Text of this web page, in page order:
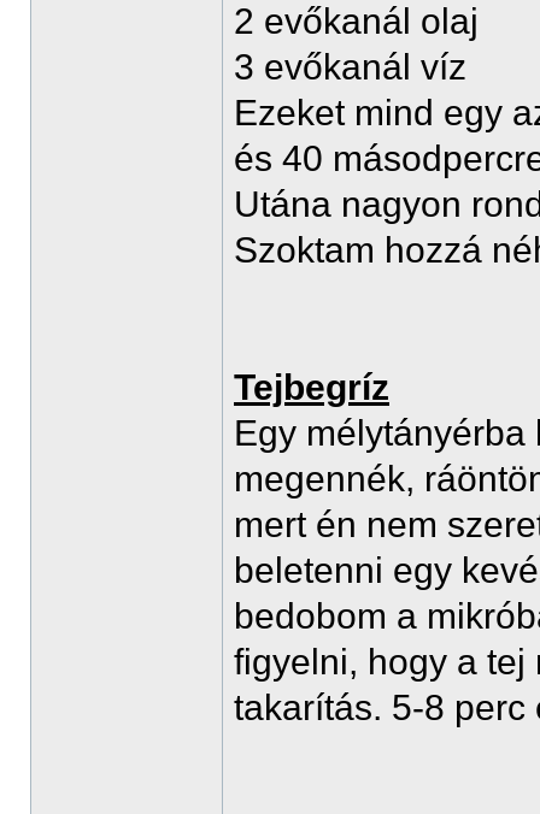
2 evőkanál olaj
3 evőkanál víz
Ezeket mind egy
és 40
Utána nagyon
Szoktam hozzá
Tejbegríz
Egy
megennék,
mert én nem
beletenni egy
bedobom a
figyelni, hogy a tej
takarítás. 5-8 perc